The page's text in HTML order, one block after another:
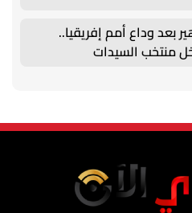
بعد وداع أمم إفريقيا..
منتخب السيدات